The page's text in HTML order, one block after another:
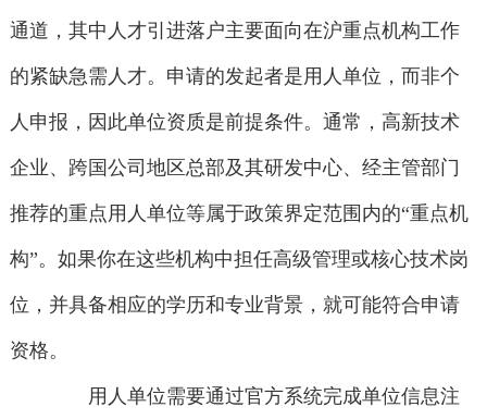
通道，其中人才引进落户主要面向在沪重点机构工作
的紧缺急需人才。申请的发起者是用人单位，而非个
人申报，因此单位资质是前提条件。通常，高新技术
企业、跨国公司地区总部及其研发中心、经主管部门
推荐的重点用人单位等属于政策界定范围内的“重点机
构”。如果你在这些机构中担任高级管理或核心技术岗
位，并具备相应的学历和专业背景，就可能符合申请
资格。
用人单位需要通过官方系统完成单位信息注